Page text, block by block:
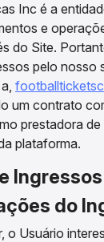
Inc é a
e
do Site.
pelo nosso
um contrato
prestadora
plataforma.
Ingressos
do
o Usuário